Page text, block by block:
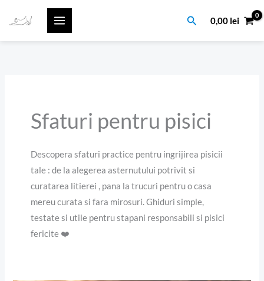
content
Search0,00 lei
Sfaturi pentru pisici
Descopera sfaturi practice pentru ingrijirea pisicii
tale : de la alegerea asternutului potrivit si
curatarea litierei , pana la trucuri pentru o casa
mereu curata si fara mirosuri. Ghiduri simple,
testate si utile pentru stapani responsabili si pisici
fericite ❤️